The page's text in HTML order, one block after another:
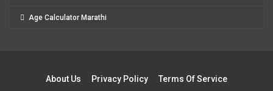
Age Calculator Marathi
About Us Privacy Policy Terms Of Service